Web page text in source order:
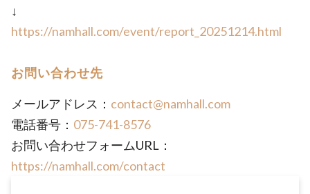
↓
https://namhall.com/event/report_20251214.html
お問い合わせ先
メールアドレス： contact@namhall.com
電話番号： 075-741-8576
お問い合わせフォームURL：
https://namhall.com/contact